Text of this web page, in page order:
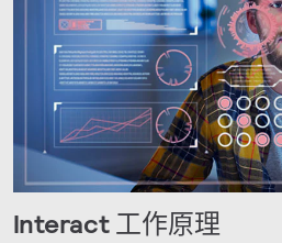
Interact 工作原理